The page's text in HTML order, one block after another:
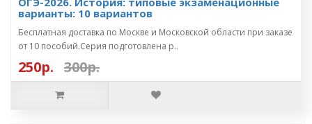
варианты: 10 вариантов
Бесплатная доставка по Москве и Московской области при заказе
от 10 пособий.Серия подготовлена р..
250р. 300р.